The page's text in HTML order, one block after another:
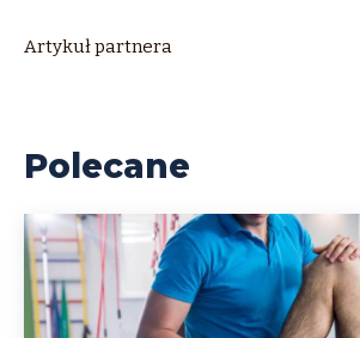
Artykuł partnera
Polecane